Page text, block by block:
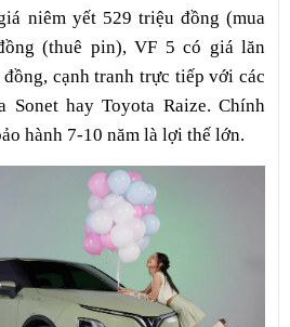
niêm yết 529 triệu đồng (mua
(thuê pin), VF 5 có giá lăn
cạnh tranh trực tiếp với các
Sonet hay Toyota Raize. Chính
hành 7-10 năm là lợi thế lớn.